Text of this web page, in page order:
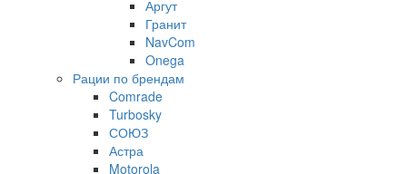
Аргут
Гранит
NavCom
Onega
Рации по брендам
Comrade
Turbosky
СОЮЗ
Астра
Motorola